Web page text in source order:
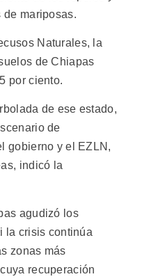
de mariposas.
Naturales, la
de Chiapas
por ciento.
de ese estado,
de
gobierno y el EZLN,
indicó la
agudizó los
la crisis continúa
zonas más
recuperación